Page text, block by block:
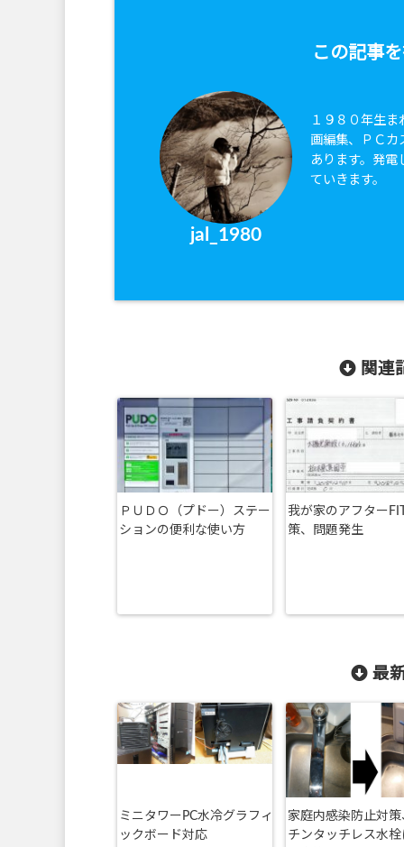
この記事
jal_1980
１９８０年生
画編集、ＰＣカ
あります。発電
ていきます。
関連
ＰＵＤＯ（プドー）ステー
ションの便利な使い方
我が家のアフター
策、問題発生
最
ミニタワーPC水冷グラフィ
ックボード対応
家庭内感染防止対策
チンタッチレス水